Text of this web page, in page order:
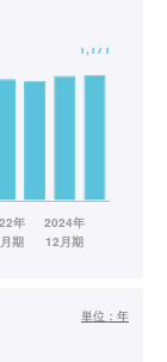
単位： 年